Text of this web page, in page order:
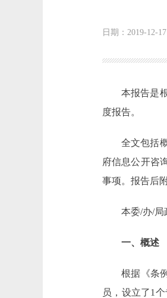
日期：2019-12-
本报告是
度报告。
全文包括
府信息公开咨
事项。报告后
本委/办/局
一、概述
根据《条
员，设立了1